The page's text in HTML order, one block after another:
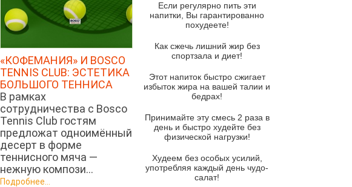
«КОФЕМАНИЯ» И BOSCO
TENNIS CLUB: ЭСТЕТИКА
БОЛЬШОГО ТЕННИСА
В рамках
сотрудничества с Bosco
Tennis Club гостям
предложат одноимённый
десерт в форме
теннисного мяча —
нежную компози...
Подробнее...
Парижский луковый суп
Суп из спаржи и горошка с
Суп-крем из цветной капусты
Французский луковый суп
Суп из баклажанов с моцареллой
Грибной крем-суп с кростини с
козьим сыром
Суп мисо с зеленым луком и
тофу
Если регулярно пить эти
напитки, Вы гарантированно
похудеете!
Как сжечь лишний жир без
спортзала и диет!
Этот напиток быстро сжигает
избыток жира на вашей талии и
бедрах!
Принимайте эту смесь 2 раза в
день и быстро худейте без
физической нагрузки!
Худеем без особых усилий,
употребляя каждый день чудо-
салат!